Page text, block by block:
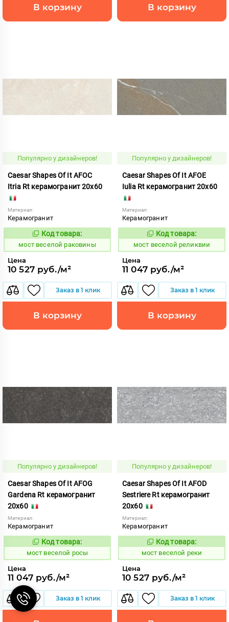
В корзину В корзину
Популярно у дизайнеров!
Caesar Shapes Of It AFOC
Itria Rt керамогранит 20x60
Материал:
Керамогранит
1016828
Код товара:
мост веселой раковины
Цена
10 527 руб./м²
Заказ в 1 клик
В корзину
Популярно у дизайнеров!
Caesar Shapes Of It AFOE
Iulia Rt керамогранит 20x60
Материал:
Керамогранит
1016830
Код товара:
мост веселой реликвии
Цена
11 047 руб./м²
Заказ в 1 клик
В корзину
Популярно у дизайнеров!
Caesar Shapes Of It AFOG
Gardena Rt керамогранит
20x60
Материал:
Керамогранит
1016832
Код товара:
мост веселой росы
Цена
11 047 руб./м²
Заказ в 1 клик
Популярно у дизайнеров!
Caesar Shapes Of It AFOD
Sestriere Rt керамогранит
20x60
Материал:
Керамогранит
1016829
Код товара:
мост веселой реки
Цена
10 527 руб./м²
Заказ в 1 клик